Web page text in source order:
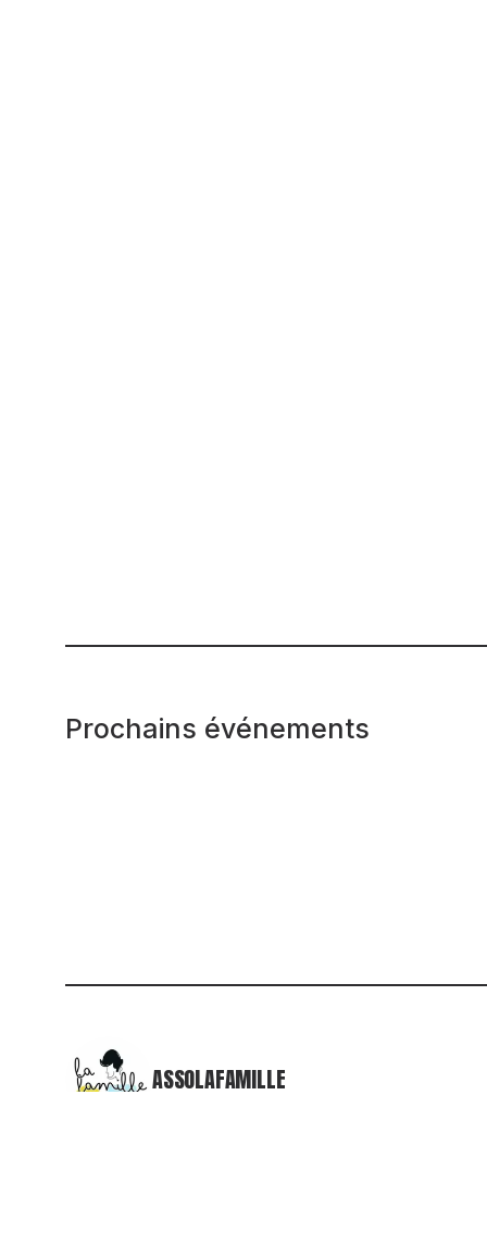
Prochains événements
ASSOLAFAMILLE